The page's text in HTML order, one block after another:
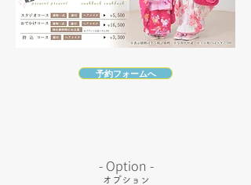
予約フォームへ
​- Option -
オプション